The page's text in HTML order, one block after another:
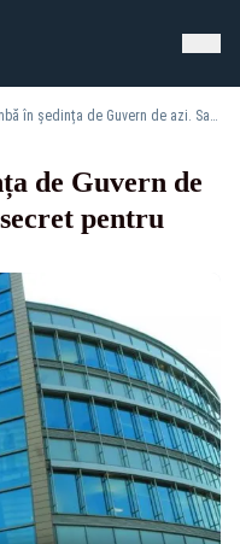
O nouă bombă în ședința de Guvern de azi. Salarii crescute la secret pentru ROMGAZ - SURSE
de Guvern de
pentru